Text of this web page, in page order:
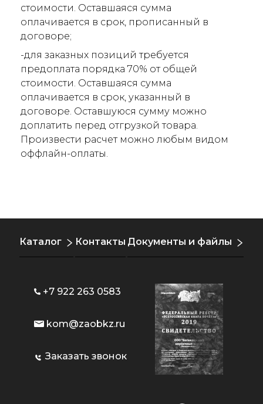
стоимости. Оставшаяся сумма
оплачивается в срок, прописанный в
договоре;
-для заказных позиций требуется
предоплата порядка 70% от общей
стоимости. Оставшаяся сумма
оплачивается в срок, указанный в
договоре. Оставшуюся сумму можно
доплатить перед отгрузкой товара.
Произвести расчет можно любым видом
оффлайн-оплаты.
Каталог Контакты Документы и файлы
+7 922 263 0583
kom@zaobkz.ru
Заказать звонок